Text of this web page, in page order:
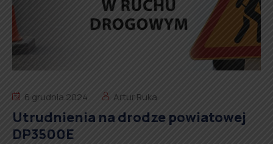
6 grudnia 2024 Artur Ruka
Utrudnienia na drodze powiatowej
DP3500E